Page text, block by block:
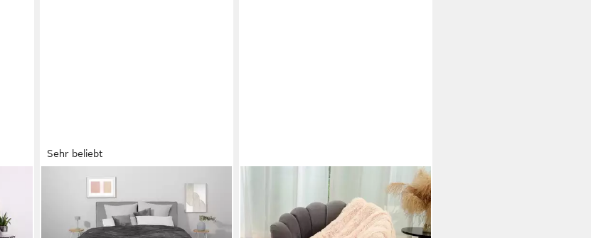
Sehr beliebt
OTTO HOME
Tagesdecke Desner3, mit Cashmere-
Touch, viele Farben erhältlich, Decke
ab 140x210 cm
Tagesdecke Warm, Flanell, lang
zottelig flauschig, für Sofabettdecke
Babydecke